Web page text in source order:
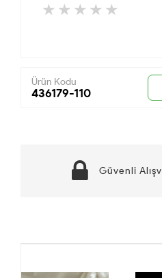
Ürün Kodu
436179-110
Güvenli